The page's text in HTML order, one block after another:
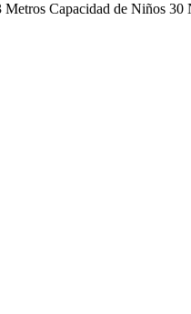
Capacidad de Niños 30